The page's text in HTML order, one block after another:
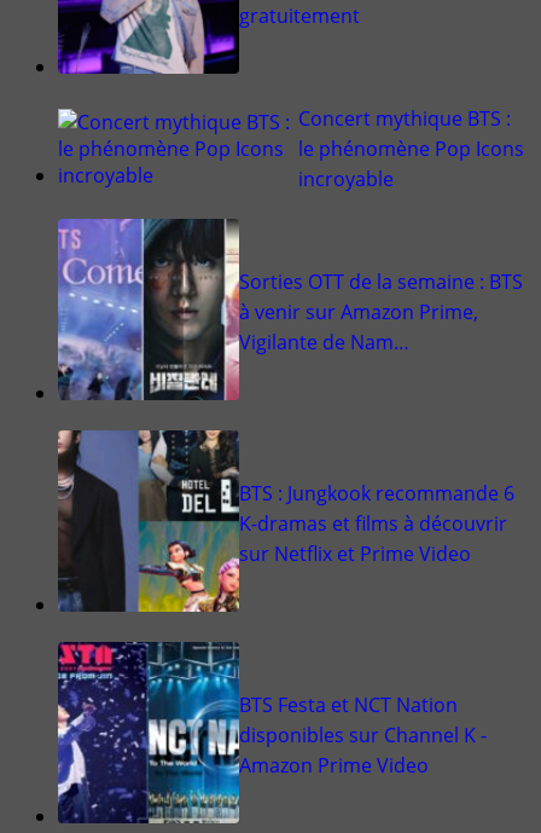
gratuitement
Concert mythique BTS :
le phénomène Pop Icons
incroyable
Sorties OTT de la semaine : BTS
à venir sur Amazon Prime,
Vigilante de Nam…
BTS : Jungkook recommande 6
K-dramas et films à découvrir
sur Netflix et Prime Video
BTS Festa et NCT Nation
disponibles sur Channel K -
Amazon Prime Video